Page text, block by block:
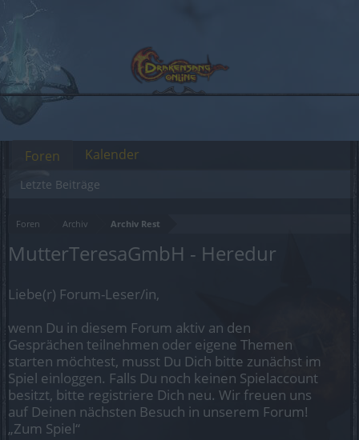
Foren Archiv Archiv Rest
MutterTeresaGmbH - Heredur
Liebe(r) Forum-Leser/in,
wenn Du in diesem Forum aktiv an den
Gesprächen teilnehmen oder eigene Themen
starten möchtest, musst Du Dich bitte zunächst im
Spiel einloggen. Falls Du noch keinen Spielaccount
besitzt, bitte registriere Dich neu. Wir freuen uns
auf Deinen nächsten Besuch in unserem Forum!
„Zum Spiel“
Foren
Letzte Beiträge
Kalender